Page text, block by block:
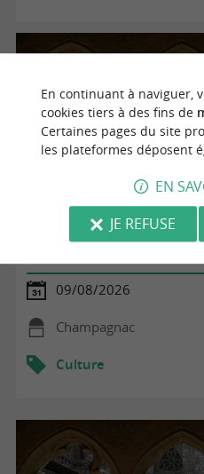
Spectacle de cirque -
équi'libre- Estivales de
09/08/2026
Champagnac
Culture
En continuant à naviguer,
cookies tiers à des fins de
Certaines pages du site
les plateformes déposent
EN
JE REFUSE